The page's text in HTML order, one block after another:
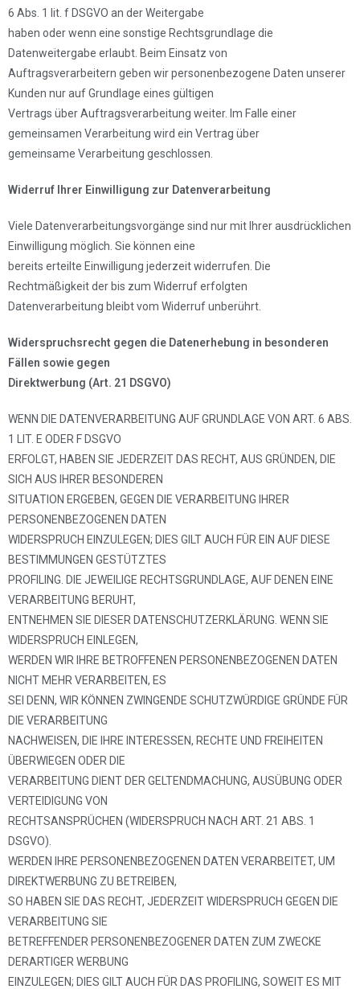
6 Abs. 1 lit. f DSGVO an der Weitergabe
haben oder wenn eine sonstige Rechtsgrundlage die
Datenweitergabe erlaubt. Beim Einsatz von
Auftragsverarbeitern geben wir personenbezogene Daten unserer
Kunden nur auf Grundlage eines gültigen
Vertrags über Auftragsverarbeitung weiter. Im Falle einer
gemeinsamen Verarbeitung wird ein Vertrag über
gemeinsame Verarbeitung geschlossen.
Widerruf Ihrer Einwilligung zur Datenverarbeitung
Viele Datenverarbeitungsvorgänge sind nur mit Ihrer ausdrücklichen
Einwilligung möglich. Sie können eine
bereits erteilte Einwilligung jederzeit widerrufen. Die
Rechtmäßigkeit der bis zum Widerruf erfolgten
Datenverarbeitung bleibt vom Widerruf unberührt.
Widerspruchsrecht gegen die Datenerhebung in besonderen
Fällen sowie gegen
Direktwerbung (Art. 21 DSGVO)
WENN DIE DATENVERARBEITUNG AUF GRUNDLAGE VON ART. 6 ABS.
1 LIT. E ODER F DSGVO
ERFOLGT, HABEN SIE JEDERZEIT DAS RECHT, AUS GRÜNDEN, DIE
SICH AUS IHRER BESONDEREN
SITUATION ERGEBEN, GEGEN DIE VERARBEITUNG IHRER
PERSONENBEZOGENEN DATEN
WIDERSPRUCH EINZULEGEN; DIES GILT AUCH FÜR EIN AUF DIESE
BESTIMMUNGEN GESTÜTZTES
PROFILING. DIE JEWEILIGE RECHTSGRUNDLAGE, AUF DENEN EINE
VERARBEITUNG BERUHT,
ENTNEHMEN SIE DIESER DATENSCHUTZERKLÄRUNG. WENN SIE
WIDERSPRUCH EINLEGEN,
WERDEN WIR IHRE BETROFFENEN PERSONENBEZOGENEN DATEN
NICHT MEHR VERARBEITEN, ES
SEI DENN, WIR KÖNNEN ZWINGENDE SCHUTZWÜRDIGE GRÜNDE FÜR
DIE VERARBEITUNG
NACHWEISEN, DIE IHRE INTERESSEN, RECHTE UND FREIHEITEN
ÜBERWIEGEN ODER DIE
VERARBEITUNG DIENT DER GELTENDMACHUNG, AUSÜBUNG ODER
VERTEIDIGUNG VON
RECHTSANSPRÜCHEN (WIDERSPRUCH NACH ART. 21 ABS. 1
DSGVO).
WERDEN IHRE PERSONENBEZOGENEN DATEN VERARBEITET, UM
DIREKTWERBUNG ZU BETREIBEN,
SO HABEN SIE DAS RECHT, JEDERZEIT WIDERSPRUCH GEGEN DIE
VERARBEITUNG SIE
BETREFFENDER PERSONENBEZOGENER DATEN ZUM ZWECKE
DERARTIGER WERBUNG
EINZULEGEN; DIES GILT AUCH FÜR DAS PROFILING, SOWEIT ES MIT